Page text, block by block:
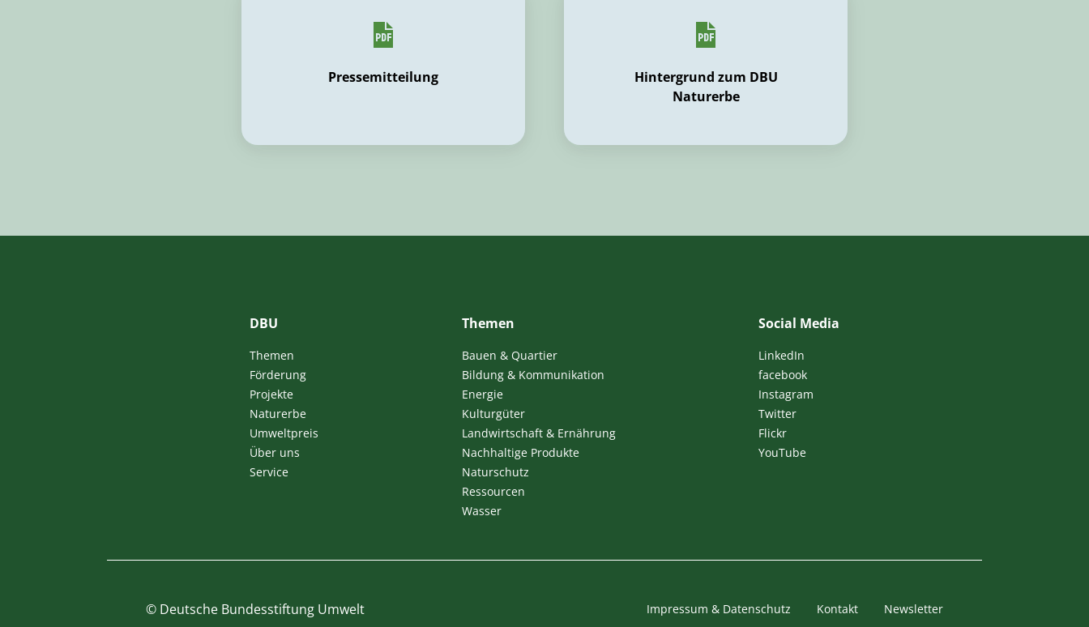
Pressemitteilung
Hintergrund zum DBU
Naturerbe
DBU
Themen
Förderung
Projekte
Naturerbe
Umweltpreis
Über uns
Service
Themen
Bauen & Quartier
Bildung & Kommunikation
Energie
Kulturgüter
Landwirtschaft & Ernährung
Nachhaltige Produkte
Naturschutz
Ressourcen
Wasser
Social Media
LinkedIn
facebook
Instagram
Twitter
Flickr
YouTube
© Deutsche Bundesstiftung Umwelt Impressum & Datenschutz Kontakt Newsletter